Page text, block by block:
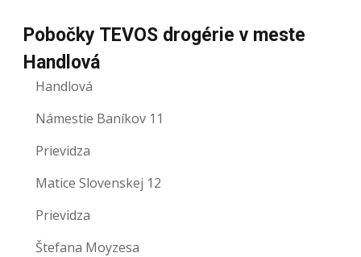
Pobočky TEVOS drogérie v meste
Handlová
Handlová
Námestie Baníkov 11
Prievidza
Matice Slovenskej 12
Prievidza
Štefana Moyzesa